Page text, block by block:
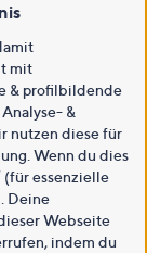
mit
& profilbildende
&
nutzen diese für
Wenn du dies
(für essenzielle
Deine
Webseite
indem du